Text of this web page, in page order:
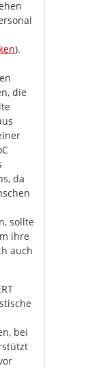
).
die
da
sollte
ihre
auch
bei